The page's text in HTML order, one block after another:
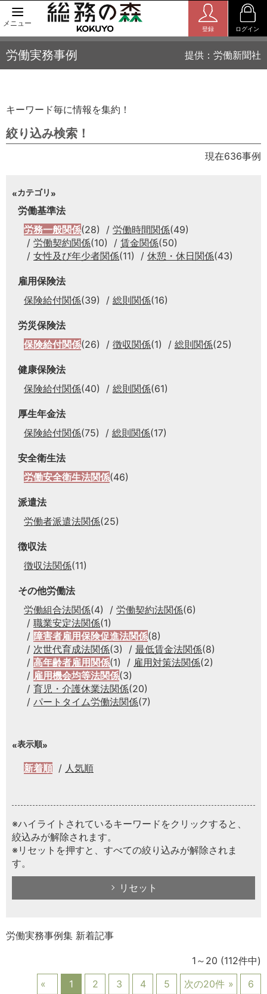
メニュー
登録 ログイン
労働実務事例 提供：労働新聞社
キーワード毎に情報を集約！
絞り込み検索！
現在636事例
カテゴリ
労働基準法
労務一般関係(28) 労働時間関係(49)
労働契約関係(10) 賃金関係(50)
女性及び年少者関係(11) 休憩・休日関係(43)
雇用保険法
保険給付関係(39) 総則関係(16)
労災保険法
保険給付関係(26) 徴収関係(1) 総則関係(25)
健康保険法
保険給付関係(40) 総則関係(61)
厚生年金法
保険給付関係(75) 総則関係(17)
安全衛生法
労働安全衛生法関係(46)
派遣法
労働者派遣法関係(25)
徴収法
徴収法関係(11)
その他労働法
労働組合法関係(4) 労働契約法関係(6)
職業安定法関係(1)
障害者雇用保険促進法関係(8)
次世代育成法関係(3) 最低賃金法関係(8)
高年齢者雇用関係(1) 雇用対策法関係(2)
雇用機会均等法関係(3)
育児・介護休業法関係(20)
パートタイム労働法関係(7)
表示順
新着順 人気順
※ハイライトされているキーワードをクリックすると、
絞込みが解除されます。
※リセットを押すと、すべての絞り込みが解除されま
す。
リセット
労働実務事例集 新着記事
1～20 (112件中)
1
2 3 4 5 次の20件 6